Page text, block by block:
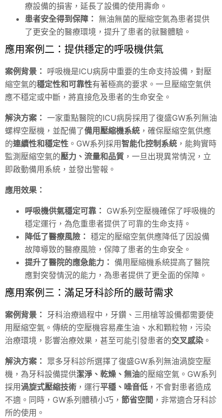
療設備的損害，延長了設備的使用壽命。
患者安全得到保障： 無油無菌的壓縮空氣為患者提供
了更安全的醫療環境，提升了患者的就醫體驗。
應用案例二：提供穩定的呼吸機供氣
案例背景： 呼吸機是ICU病房中重要的生命支持設備，對壓
縮空氣的穩定性和可靠性有著極高的要求。一旦壓縮空氣供
應不穩定或中斷，將直接危及患者的生命安全。
解決方案： 一家重點醫院的ICU病房採用了復盛GW系列無油
螺桿空壓機，並配備了備用壓縮機系統 ，確保壓縮空氣供應
的連續性和穩定性 。GW系列採用智能化控制系統 ，能夠實時
監測壓縮空氣的壓力、流量和品質 ，一旦出現異常情況，立
即啟動備用系統，並發出警報。
應用效果：
呼吸機供氣穩定可靠： GW系列空壓機確保了呼吸機的
穩定運行，為危重患者提供了可靠的生命支持。
降低了醫療風險： 穩定的壓縮空氣供應降低了因設備
故障導致的醫療風險，保障了患者的生命安全。
提升了醫院的應急能力： 備用壓縮機系統提高了醫院
應對突發情況的能力，為患者提供了更全面的保障。
應用案例三：滿足牙科診所的嚴苛需求
案例背景：
牙科治療過程中，牙鑽、三用槍等設備都需要使
用壓縮空氣。傳統的空壓機容易產生油、水和顆粒物，污染
治療環境，影響治療效果，甚至可能引發患者的交叉感染 。
解決方案： 眾多牙科診所選擇了復盛GW系列無油渦旋空壓
機，為牙科設備提供潔淨、乾燥、無油的壓縮空氣。GW系列
採用渦旋式壓縮技術 ，運行平穩、噪音低 ，不會對患者造成
不適。同時，GW系列體積小巧， 節省空間 ，非常適合牙科診
所的使用。